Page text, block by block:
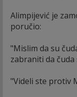
Alimpijević je
poručio:
"Mislim da su
zabraniti da čuda
"Videli ste protiv